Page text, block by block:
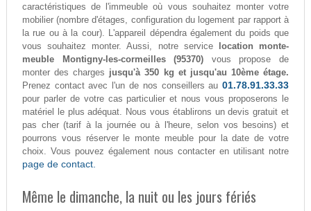
caractéristiques de l'immeuble où vous souhaitez monter votre
mobilier (nombre d'étages, configuration du logement par rapport à
la rue ou à la cour). L'appareil dépendra également du poids que
vous souhaitez monter. Aussi, notre service
location monte-
meuble Montigny-les-cormeilles (95370) vous propose de
monter des charges jusqu'à 350 kg et jusqu'au 10ème étage.
Prenez contact avec l'un de nos conseillers au01.78.91.33.33
pour parler de votre cas particulier et nous vous proposerons le
matériel le plus adéquat. Nous vous établirons un devis gratuit et
pas cher (tarif à la journée ou à l'heure, selon vos besoins) et
pourrons vous réserver le monte meuble pour la date de votre
choix. Vous pouvez également nous contacter en utilisant notre
page de contact.
Même le dimanche, la nuit ou les jours fériés